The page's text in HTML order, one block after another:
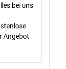
bei uns
Angebot